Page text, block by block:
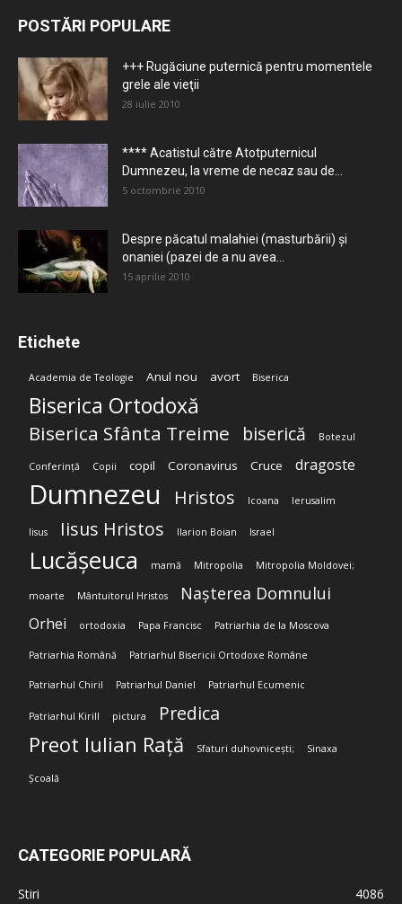
POSTĂRI POPULARE
+++ Rugăciune puternică pentru momentele
grele ale vieţii
28 iulie 2010
**** Acatistul către Atotputernicul
Dumnezeu, la vreme de necaz sau de...
5 octombrie 2010
Despre păcatul malahiei (masturbării) şi
onaniei (pazei de a nu avea...
15 aprilie 2010
Etichete
Academia de Teologie Anul nou avort Biserica
Biserica Ortodoxă
Biserica Sfânta Treime biserică Botezul
Conferință Copii copil Coronavirus Cruce dragoste
Dumnezeu Hristos Icoana Ierusalim
Iisus Iisus Hristos Ilarion Boian Israel
Lucășeuca mamă Mitropolia Mitropolia Moldovei;
moarte Mântuitorul Hristos Nașterea Domnului
Orhei ortodoxia Papa Francisc Patriarhia de la Moscova
Patriarhia Română Patriarhul Bisericii Ortodoxe Române
Patriarhul Chiril Patriarhul Daniel Patriarhul Ecumenic
Patriarhul Kirill pictura Predica
Preot Iulian Rață Sfaturi duhovnicești; Sinaxa
Școală
CATEGORIE POPULARĂ
Stiri
4086